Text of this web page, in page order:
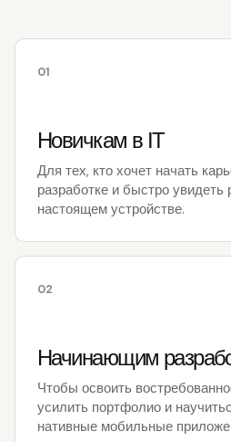
01
Новичкам в IT
Для тех, кто хочет начать
разработке и быстро увидеть
настоящем устройстве.
02
Начинающим
Чтобы освоить
усилить портфолио и
нативные мобильные